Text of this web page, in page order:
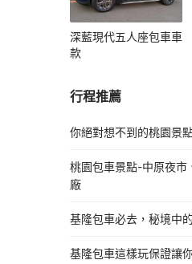
深藍現代五人座包車車
款
行程推薦
你絕對想不到的桃園景
桃園包車景點-中原夜市
廠
基隆包車必去，秘境中
基隆包車這樣玩保證讓